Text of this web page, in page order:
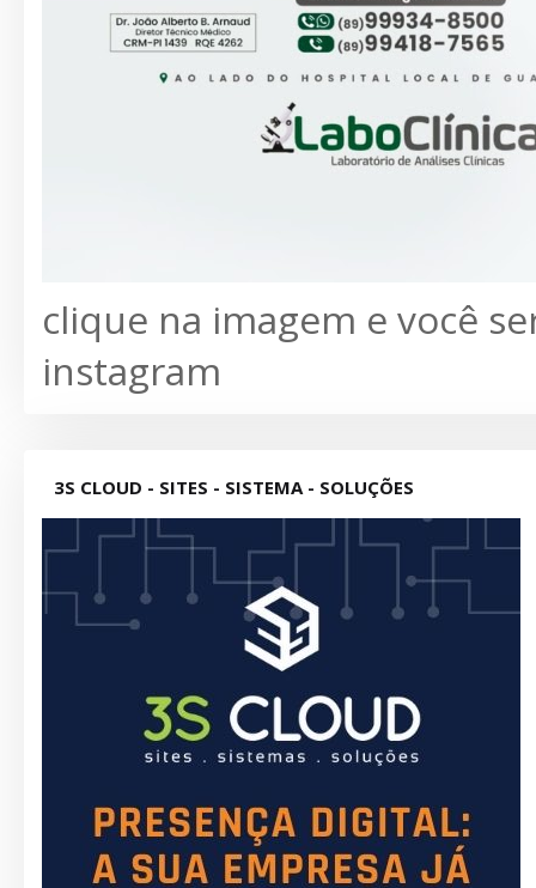
clique na imagem e você
instagram
3S CLOUD - SITES - SISTEMA - SOLUÇÕES